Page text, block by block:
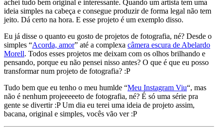
achei tudo bem original e interessante. Quando um artista tem uma
ideia simples na cabeça e consegue produzir de forma legal não tem
jeito. Dá certo na hora. E esse projeto é um exemplo disso.
Eu já disse o quanto eu gosto de projetos de fotografia, né? Desde o
simples “Acorda, amor” até a complexa câmera escura de Abelardo
Morell. Todos esses projetos me deixam com os olhos brilhando e
pensando, porque eu não pensei nisso antes? O que é que eu posso
transformar num projeto de fotografia? :P
Tudo bem que eu tenho o meu humlde “Meu Instagram Viu“, mas
não é nenhum projeeeeeto de fotografia, né? É só uma série pra
gente se divertir :P Um dia eu terei uma ideia de projeto assim,
bacana, original e simples, vocês vão ver :P